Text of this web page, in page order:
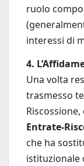
ruolo
interessi di
4.
Una volta
trasmesso
Riscossione,
Entrate-
che ha
istituzionale